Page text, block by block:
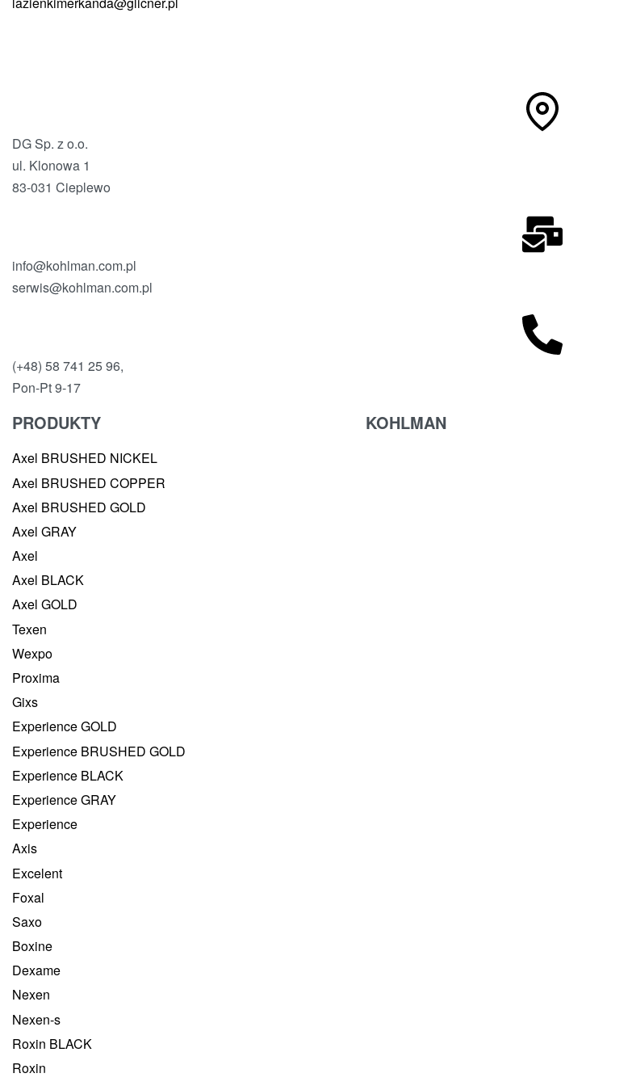
DG Sp. z o.o.
ul. Klonowa 1
83-031 Cieplewo
info@kohlman.com.pl
serwis@kohlman.com.pl
(+48) 58 741 25 96,
Pon-Pt 9-17
PRODUKTY
Axel BRUSHED NICKEL
Axel BRUSHED COPPER
Axel BRUSHED GOLD
Axel GRAY
Axel
Axel BLACK
Axel GOLD
Texen
Wexpo
Proxima
Gixs
Experience GOLD
Experience BRUSHED GOLD
Experience BLACK
Experience GRAY
Experience
Axis
Excelent
Foxal
Saxo
Boxine
Dexame
Nexen
Nexen-s
Roxin BLACK
Roxin
KOHLMAN